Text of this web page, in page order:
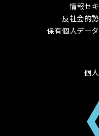
情報セ
反社会的
保有個人デー
個